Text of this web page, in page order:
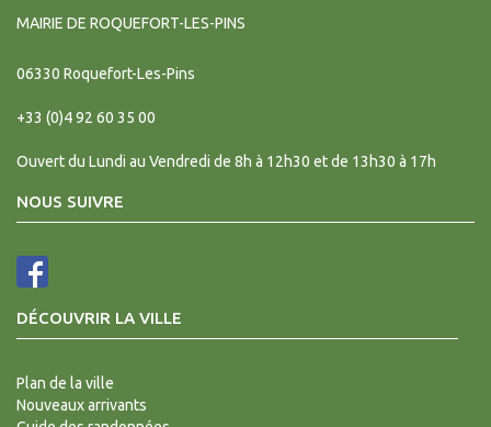
MAIRIE DE ROQUEFORT-LES-PINS
06330 Roquefort-Les-Pins
+33 (0)4 92 60 35 00
Ouvert du Lundi au Vendredi de 8h à 12h30 et de 13h30 à 17h
NOUS SUIVRE
DÉCOUVRIR LA VILLE
Plan de la ville
Nouveaux arrivants